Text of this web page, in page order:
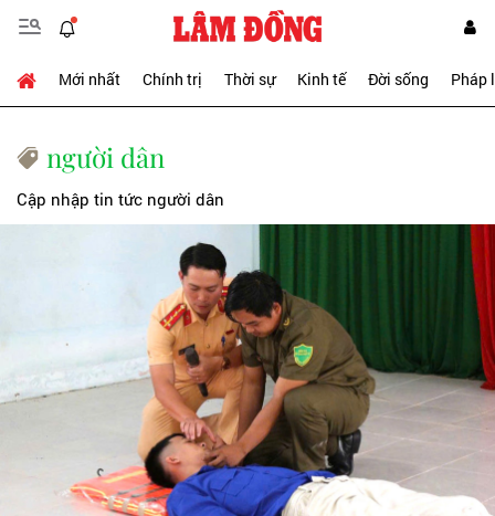
Mới nhất Chính trị Thời sự Kinh tế Đời sống Pháp
người dân
Cập nhập tin tức người dân